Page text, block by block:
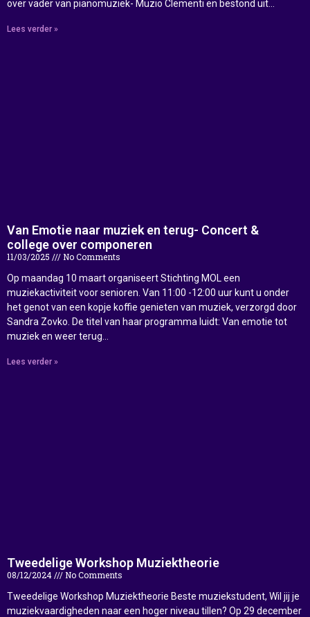
over vader van pianomuziek- Muzio Clementi en bestond uit…
Lees verder »
Van Emotie naar muziek en terug- Concert &
college over componeren
11/03/2025
No Comments
Op maandag 10 maart organiseert Stichting MOL een
muziekactiviteit voor senioren. Van 11:00 -12:00 uur kunt u onder
het genot van een kopje koffie genieten van muziek, verzorgd door
Sandra Zovko. De titel van haar programma luidt: Van emotie tot
muziek en weer terug…
Lees verder »
Tweedelige Workshop Muziektheorie
08/12/2024
No Comments
Tweedelige Workshop Muziektheorie Beste muziekstudent, Wil jij je
muziekvaardigheden naar een hoger niveau tillen? Op 29 december